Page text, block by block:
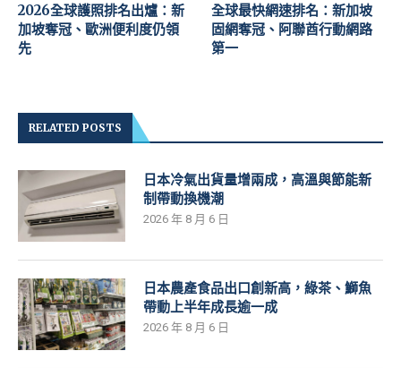
2026全球護照排名出爐：新
加坡奪冠、歐洲便利度仍領
先
全球最快網速排名：新加坡
固網奪冠、阿聯酋行動網路
第一
RELATED POSTS
日本冷氣出貨量增兩成，高溫與節能新
制帶動換機潮
2026 年 8 月 6 日
日本農產食品出口創新高，綠茶、鰤魚
帶動上半年成長逾一成
2026 年 8 月 6 日